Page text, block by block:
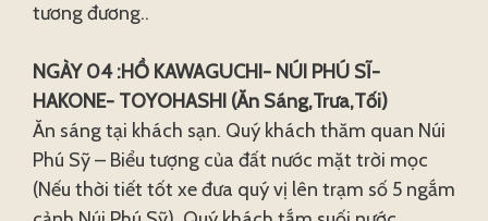
tương đương..
NGÀY 04 :HỒ KAWAGUCHI- NÚI PHÚ SĨ-
HAKONE- TOYOHASHI (Ăn Sáng,Trưa,Tối)
Ăn sáng tại khách sạn. Quý khách thăm quan Núi
Phú Sỹ – Biểu tượng của đất nước mặt trời mọc
(Nếu thời tiết tốt xe đưa quý vị lên trạm số 5 ngắm